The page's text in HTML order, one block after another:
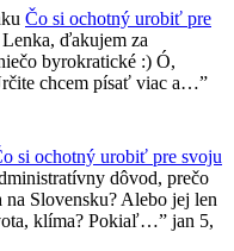
Čo si ochotný urobiť pre
ďakujem za
byrokratické :) Ó,
chcem písať viac a…”
si ochotný urobiť pre svoju
dôvod, prečo
Slovensku? Alebo jej len
klíma? Pokiaľ…” jan 5,